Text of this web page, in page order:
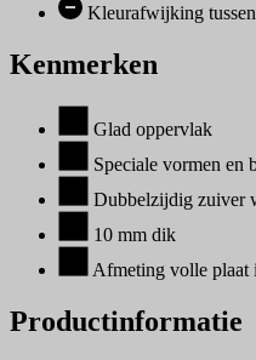
Kleurafwijking
Kenmerken
Glad oppervlak
Speciale vormen en
Dubbelzijdig zuiver
10 mm dik
Afmeting volle plaat
Productinformatie